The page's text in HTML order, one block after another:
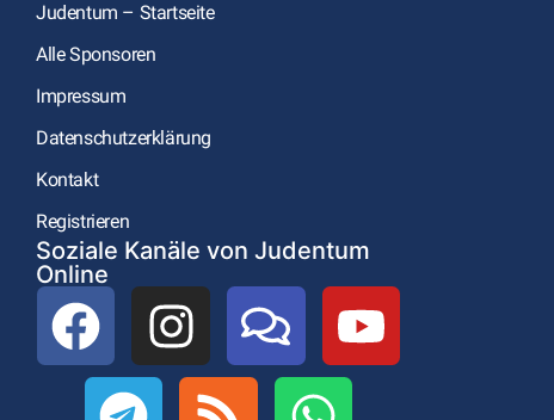
Judentum – Startseite
Alle Sponsoren
Impressum
Datenschutzerklärung
Kontakt
Registrieren
Soziale Kanäle von Judentum
Online